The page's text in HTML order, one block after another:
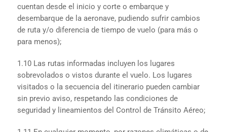
cuentan desde el inicio y corte o embarque y
desembarque de la aeronave, pudiendo sufrir cambios
de ruta y/o diferencia de tiempo de vuelo (para más o
para menos);
1.10 Las rutas informadas incluyen los lugares
sobrevolados o vistos durante el vuelo. Los lugares
visitados o la secuencia del itinerario pueden cambiar
sin previo aviso, respetando las condiciones de
seguridad y lineamientos del Control de Tránsito Aéreo;